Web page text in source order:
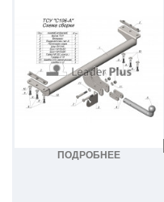
ПОДРОБНЕЕ